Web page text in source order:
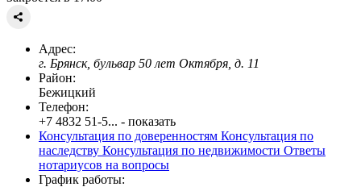
Адрес:
г. Брянск, бульвар 50 лет Октября, д. 11
Район:
Бежицкий
Телефон:
+7 4832 51-5... - показать
Консультация по доверенностям Консультация по
наследству Консультация по недвижимости Ответы
нотариусов на вопросы
График работы: